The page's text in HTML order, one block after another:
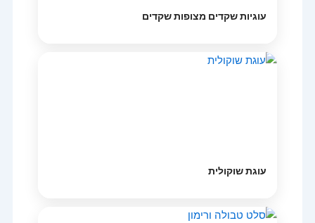
עוגיות שקדים מצופות שקדים
עוגת שוקולית